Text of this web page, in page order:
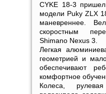
CYKE 18-3
модели Puky ZLX
маневреннее.
скоростным
Shimano Nexus 3.
Легкая
геометрией и
обеспечивают
комфортное
Колеса,